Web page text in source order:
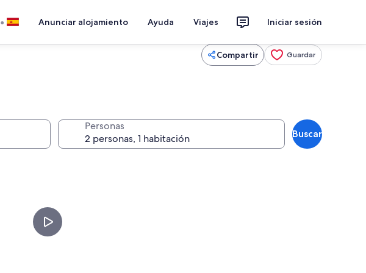
• Anunciar alojamiento Ayuda Viajes Iniciar sesión
Compartir Guardar
Personas
Buscar